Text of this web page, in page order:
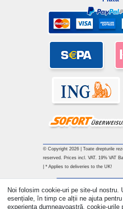
© Copyright 2026 | Toate drepturile
reserved. Prices incl. VAT. 19% VAT
| * Applies to deliveries to the UK!
Noi folosim cookie-uri pe site-ul nostru.
esențiale, în timp ce alții ne ajuta
experiența dumneavoastră. cookie-
Withdraw from